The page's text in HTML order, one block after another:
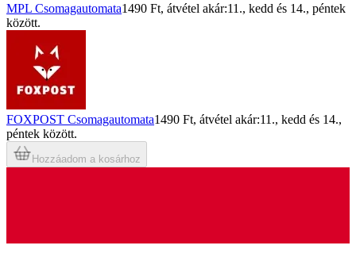
MPL Csomagautomata1490 Ft, átvétel akár:11., kedd és 14., péntek
között.
FOXPOST Csomagautomata1490 Ft, átvétel akár:11., kedd és 14.,
péntek között.
Hozzáadom a kosárhoz